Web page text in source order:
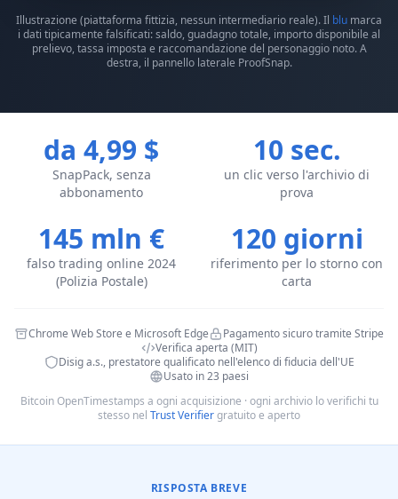
Illustrazione (piattaforma fittizia, nessun intermediario reale). Il blu marca
i dati tipicamente falsificati: saldo, guadagno totale, importo disponibile al
prelievo, tassa imposta e raccomandazione del personaggio noto. A
destra, il pannello laterale ProofSnap.
da 4,99 $
SnapPack, senza
abbonamento
10 sec.
un clic verso l'archivio di
prova
145 mln €
falso trading online 2024
(Polizia Postale)
120 giorni
riferimento per lo storno con
carta
Chrome Web Store e Microsoft Edge
Pagamento sicuro tramite Stripe
Verifica aperta (MIT)
Disig a.s., prestatore qualificato nell'elenco di fiducia dell'UE
Usato in 23 paesi
Bitcoin OpenTimestamps a ogni acquisizione · ogni archivio lo verifichi tu
stesso nel Trust Verifiergratuito e aperto
RISPOSTA BREVE